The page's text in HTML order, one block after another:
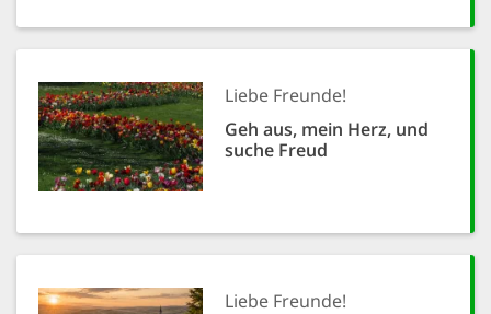
Liebe Freunde!
Geh aus, mein Herz, und
suche Freud
Liebe Freunde!